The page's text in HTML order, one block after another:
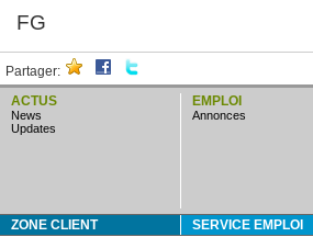
FG
Partager:
ACTUS
news
updates
EMPLOI
annonces
ZONE CLIENT SERVICE EMPLOI